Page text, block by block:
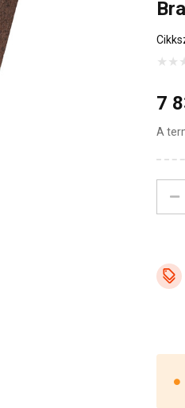
7
A